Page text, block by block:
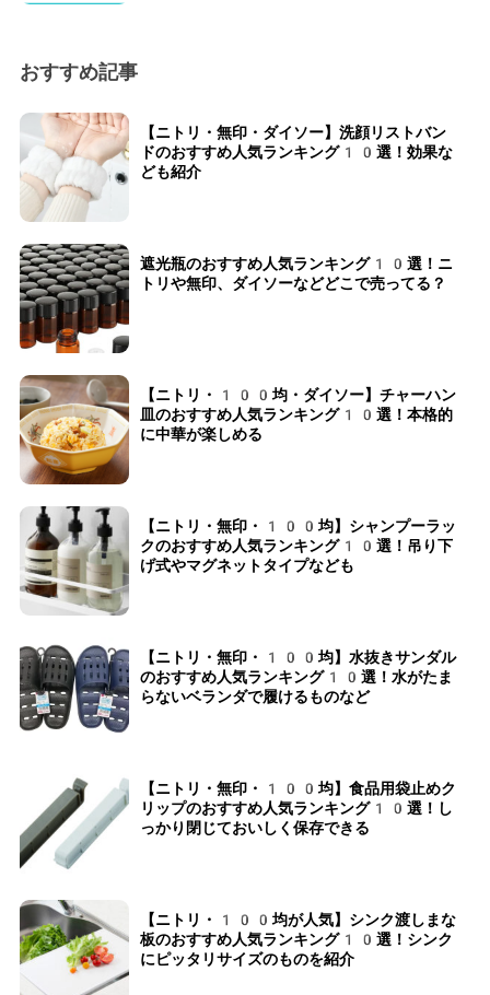
おすすめ記事
【ニトリ・無印・ダイソー】洗顔リストバン
ドのおすすめ人気ランキング10選！効果な
ども紹介
遮光瓶のおすすめ人気ランキング10選！ニ
トリや無印、ダイソーなどどこで売ってる？
【ニトリ・100均・ダイソー】チャーハン
皿のおすすめ人気ランキング10選！本格的
に中華が楽しめる
【ニトリ・無印・100均】シャンプーラッ
クのおすすめ人気ランキング10選！吊り下
げ式やマグネットタイプなども
【ニトリ・無印・100均】水抜きサンダル
のおすすめ人気ランキング10選！水がたま
らないベランダで履けるものなど
【ニトリ・無印・100均】食品用袋止めク
リップのおすすめ人気ランキング10選！し
っかり閉じておいしく保存できる
【ニトリ・100均が人気】シンク渡しまな
板のおすすめ人気ランキング10選！シンク
にピッタリサイズのものを紹介